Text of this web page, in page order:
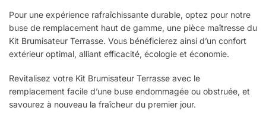
Pour une expérience rafraîchissante durable, optez pour notre
buse de remplacement haut de gamme, une pièce maîtresse du
Kit Brumisateur Terrasse. Vous bénéficierez ainsi d’un confort
extérieur optimal, alliant efficacité, écologie et économie.
Revitalisez votre Kit Brumisateur Terrasse avec le
remplacement facile d’une buse endommagée ou obstruée, et
savourez à nouveau la fraîcheur du premier jour.